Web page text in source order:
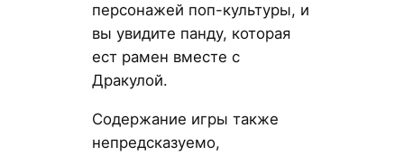
персонажей поп-культуры, и
вы увидите панду, которая
ест рамен вместе с
Дракулой.
Содержание игры также
непредсказуемо,